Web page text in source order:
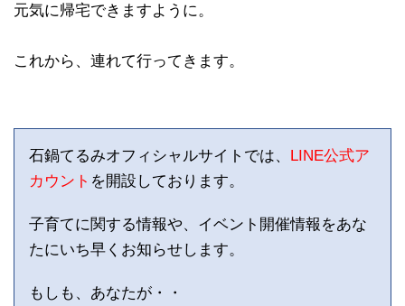
元気に帰宅できますように。
これから、連れて行ってきます。
石鍋てるみオフィシャルサイトでは、 LINE公式ア
カウント を開設しております。
子育てに関する情報や、イベント開催情報をあな
たにいち早くお知らせします。
もしも、あなたが・・